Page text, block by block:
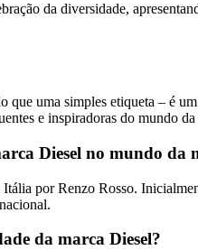
da diversidade,
que uma simples etiqueta – é
e inspiradoras do mundo da
Diesel no mundo da
por Renzo Rosso.
da marca Diesel?